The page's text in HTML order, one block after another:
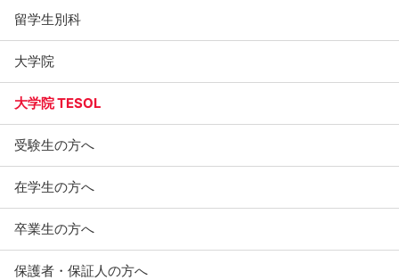
留学生別科
大学院
大学院 TESOL
受験生の方へ
在学生の方へ
卒業生の方へ
保護者・保証人の方へ